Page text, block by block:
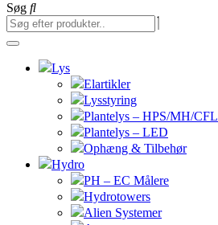
Søg
Lys
Elartikler
Lysstyring
Plantelys – HPS/MH/CFL
Plantelys – LED
Ophæng & Tilbehør
Hydro
PH – EC Målere
Hydrotowers
Alien Systemer